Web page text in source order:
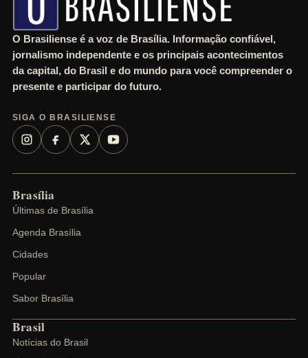
O Brasiliense é a voz de Brasília. Informação confiável,
jornalismo independente e os principais acontecimentos
da capital, do Brasil e do mundo para você compreender o
presente e participar do futuro.
SIGA O BRASILIENSE
Brasília
Últimas de Brasília
Agenda Brasília
Cidades
Popular
Sabor Brasília
Brasil
Notícias do Brasil